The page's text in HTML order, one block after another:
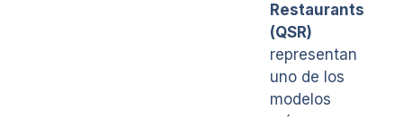
Restaurants
(QSR)
representan
uno de los
modelos